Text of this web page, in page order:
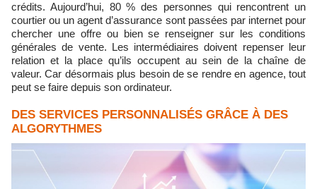
crédits. Aujourd’hui, 80 % des personnes qui rencontrent un
courtier ou un agent d’assurance sont passées par internet pour
chercher une offre ou bien se renseigner sur les conditions
générales de vente. Les intermédiaires doivent repenser leur
relation et la place qu’ils occupent au sein de la chaîne de
valeur. Car désormais plus besoin de se rendre en agence, tout
peut se faire depuis son ordinateur.
DES SERVICES PERSONNALISÉS GRÂCE À DES
ALGORYTHMES